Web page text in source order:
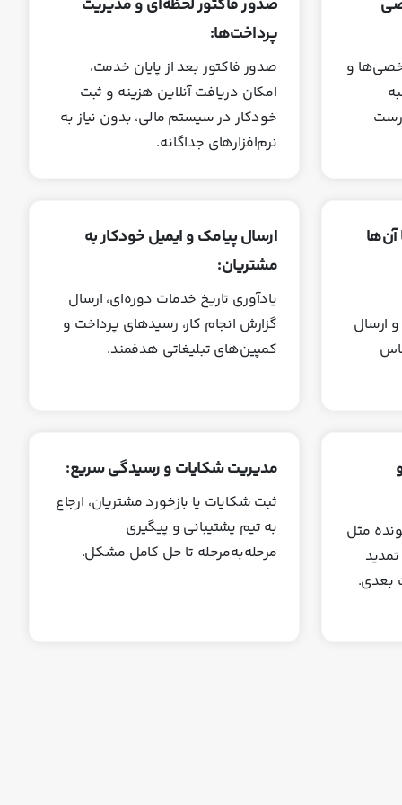
و
صدور فاکتور لحظه‌ای و مدیریت
پرداخت‌ها:
صدور فاکتور بعد از پایان خدمت،
امکان دریافت آنلاین هزینه و ثبت
خودکار در سیستم مالی، بدون نیاز به
نرم‌افزارهای جداگانه.
آن‌ها
ارسال
ارسال پیامک و ایمیل خودکار به
مشتریان:
یادآوری تاریخ خدمات دوره‌ای، ارسال
گزارش انجام کار، رسیدهای پرداخت و
کمپین‌های تبلیغاتی هدفمند.
مثل
بعدی.
مدیریت شکایات و رسیدگی سریع:
ثبت شکایات یا بازخورد مشتریان، ارجاع
به تیم پشتیبانی و پیگیری
مرحله‌به‌مرحله تا حل کامل مشکل.